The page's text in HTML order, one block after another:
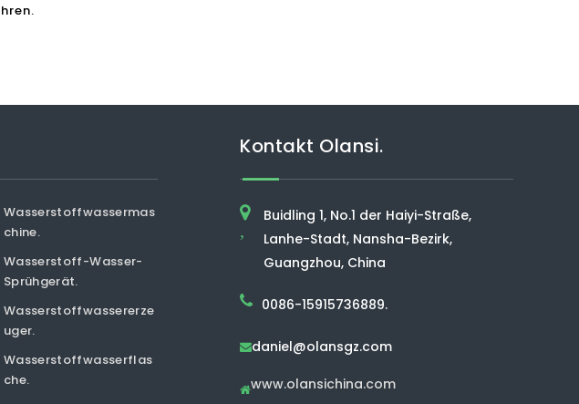
Wasserstoffwassermas
chine.
Wasserstoff-Wasser-
Sprühgerät.
Wasserstoffwassererze
uger.
Wasserstoffwasserflas
che.
Kontakt Olansi.
,
Buidling 1, No.1 der Haiyi-Straße,
Lanhe-Stadt, Nansha-Bezirk,
Guangzhou, China
0086-15915736889.
daniel@olansgz.com
www.olansichina.com